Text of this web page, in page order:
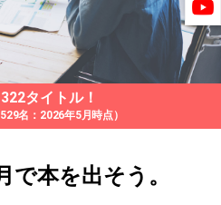
タイトル！
名：2026年5月時点）
で本を出そう。